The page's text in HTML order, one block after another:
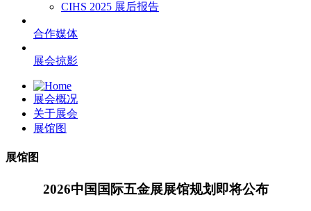
CIHS 2025 展后报告
合作媒体
展会掠影
展会概况
关于展会
展馆图
展馆图
2026中国国际五金展展馆规划即将公布